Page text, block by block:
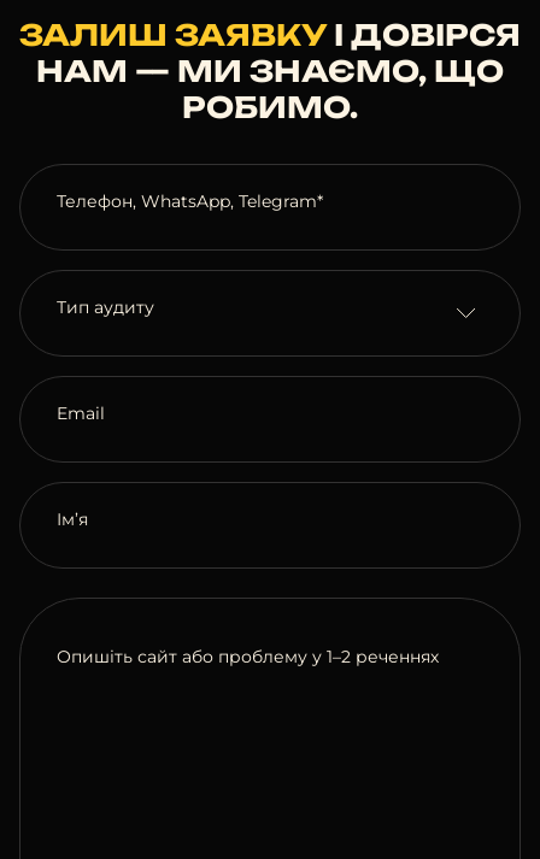
презентація, Q&A; за
потреби — супровід
ЗАЛИШ ЗАЯВКУІ ДОВІРСЯ
НАМ — МИ ЗНАЄМО, ЩО
РОБИМО.
Ім’я
Телефон, WhatsApp, Telegram*
Email
Тип аудиту
Опишіть сайт або проблему у 1–2 реченнях